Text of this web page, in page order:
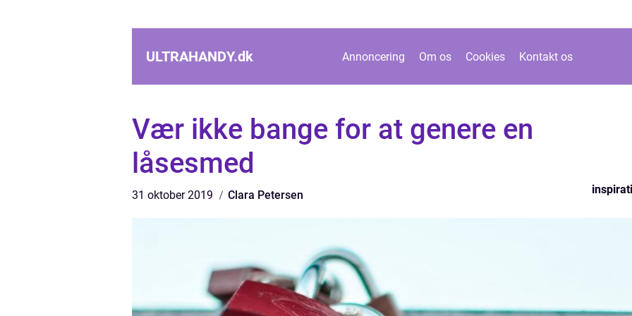
ULTRAHANDY.dk Annoncering Om os Cookies Kontakt os
Vær ikke bange for at genere en
låsesmed
31 oktober 2019 Clara Petersen